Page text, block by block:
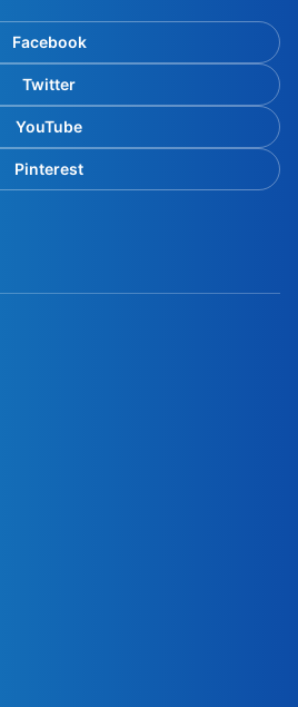
Facebook
Twitter
YouTube
Pinterest